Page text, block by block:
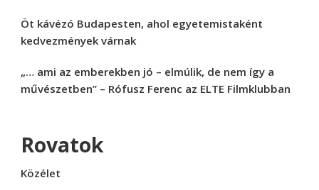
Öt kávézó Budapesten, ahol egyetemistaként
kedvezmények várnak
„… ami az emberekben jó – elmúlik, de nem így a
művészetben” – Rófusz Ferenc az ELTE Filmklubban
Rovatok
Közélet